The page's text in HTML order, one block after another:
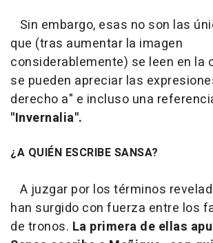
Sin embargo, esas no son las
que (tras aumentar la imagen
considerablemente) se leen en la
se pueden apreciar las
derecho a" e incluso una
"Invernalia".
¿A QUIÉN ESCRIBE SANSA?
A juzgar por los términos
han surgido con fuerza entre los
de tronos. La primera de ellas